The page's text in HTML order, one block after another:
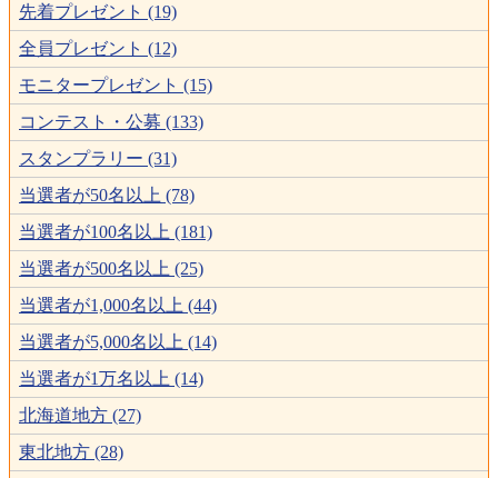
先着プレゼント (19)
全員プレゼント (12)
モニタープレゼント (15)
コンテスト・公募 (133)
スタンプラリー (31)
当選者が50名以上 (78)
当選者が100名以上 (181)
当選者が500名以上 (25)
当選者が1,000名以上 (44)
当選者が5,000名以上 (14)
当選者が1万名以上 (14)
北海道地方 (27)
東北地方 (28)